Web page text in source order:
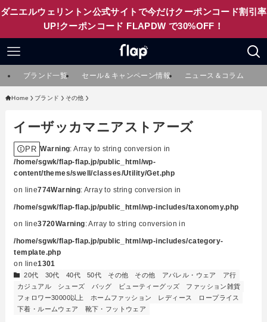
ダニエルウェリントン公式サイトで今だけクーポンコード割引率
UP!クーポンコード FLAPDW で30%OFF！
ブランド一覧 セール＆キャンペーン情報 ニュース＆コラム
Home ブランド その他
イーザッカマニアストアーズ
PR Warning: Array to string conversion in
/home/sgwk/flap-flap.jp/public_html/wp-
content/themes/swell/classes/Utility/Get.php
on line774Warning: Array to string conversion in
/home/sgwk/flap-flap.jp/public_html/wp-includes/taxonomy.php
on line3720Warning: Array to string conversion in
/home/sgwk/flap-flap.jp/public_html/wp-includes/category-
template.php
on line1301
20代 30代 40代 50代 その他 その他 アパレル・ウェア
ア行
カジュアル
シューズ バッグ ビューティーグッズ
ファッション雑貨
フォロワー30000以上
ホームファッション レディース
ロープライス
下着・ルームウェア
靴下・フットウェア